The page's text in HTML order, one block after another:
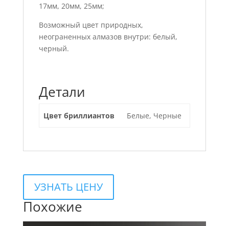
17мм, 20мм, 25мм;
Возможный цвет природных,
неограненных алмазов внутри: белый,
черный.
Детали
Цвет бриллиантов Белые, Черные
УЗНАТЬ ЦЕНУ
Похожие